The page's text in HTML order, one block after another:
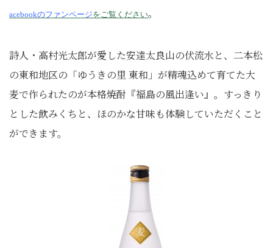
acebookのファンページをご覧ください。
詩人・高村光太郎が愛した安達太良山の伏流水と、二本松
の東和地区の「ゆうきの里 東和」が精魂込めて育てた大
麦で作られたのが本格焼酎『福島の風出逢い』。すっきり
とした飲みくちと、ほのかな甘味も体験していただくこと
ができます。